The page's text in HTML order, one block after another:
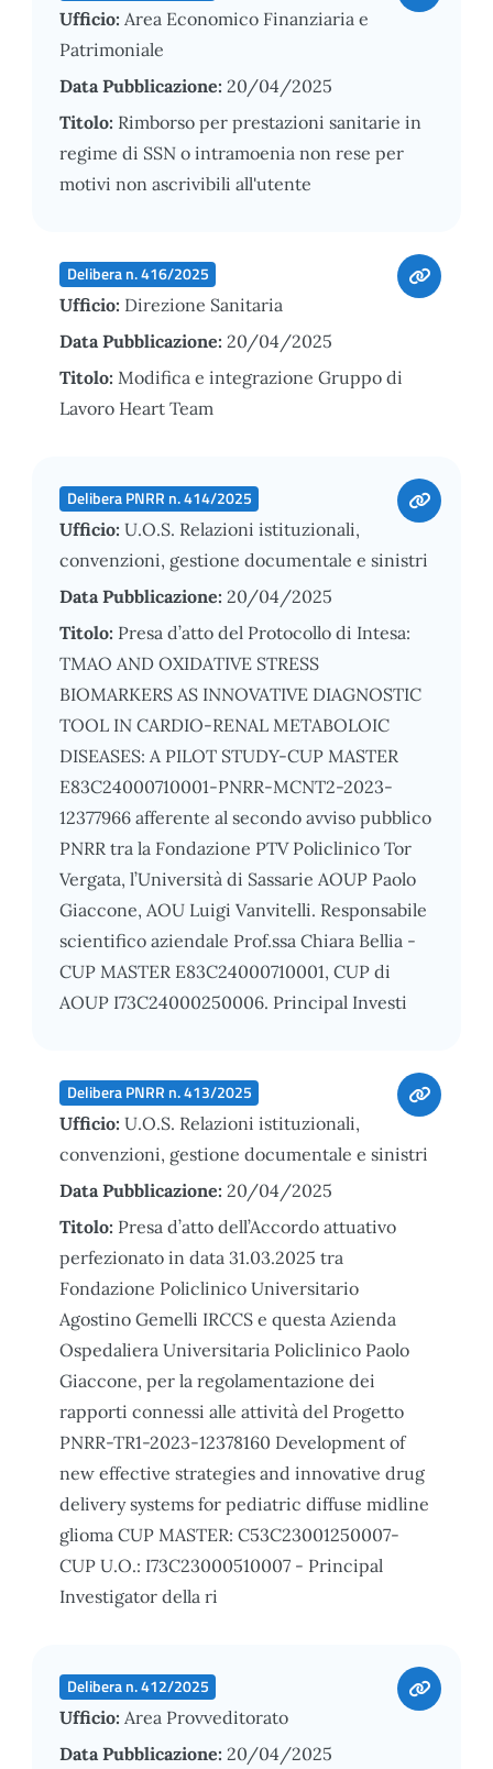
Ufficio: Area Economico Finanziaria e
Patrimoniale
Data Pubblicazione: 20/04/2025
Titolo: Rimborso per prestazioni sanitarie in
regime di SSN o intramoenia non rese per
motivi non ascrivibili all'utente
Delibera n. 416/2025
Ufficio: Direzione Sanitaria
Data Pubblicazione: 20/04/2025
Titolo: Modifica e integrazione Gruppo di
Lavoro Heart Team
Delibera PNRR n. 414/2025
Ufficio: U.O.S. Relazioni istituzionali,
convenzioni, gestione documentale e sinistri
Data Pubblicazione: 20/04/2025
Titolo: Presa d’atto del Protocollo di Intesa:
TMAO AND OXIDATIVE STRESS
BIOMARKERS AS INNOVATIVE DIAGNOSTIC
TOOL IN CARDIO-RENAL METABOLOIC
DISEASES: A PILOT STUDY-CUP MASTER
E83C24000710001-PNRR-MCNT2-2023-
12377966 afferente al secondo avviso pubblico
PNRR tra la Fondazione PTV Policlinico Tor
Vergata, l’Università di Sassarie AOUP Paolo
Giaccone, AOU Luigi Vanvitelli. Responsabile
scientifico aziendale Prof.ssa Chiara Bellia -
CUP MASTER E83C24000710001, CUP di
AOUP I73C24000250006. Principal Investi
Delibera PNRR n. 413/2025
Ufficio: U.O.S. Relazioni istituzionali,
convenzioni, gestione documentale e sinistri
Data Pubblicazione: 20/04/2025
Titolo: Presa d’atto dell’Accordo attuativo
perfezionato in data 31.03.2025 tra
Fondazione Policlinico Universitario
Agostino Gemelli IRCCS e questa Azienda
Ospedaliera Universitaria Policlinico Paolo
Giaccone, per la regolamentazione dei
rapporti connessi alle attività del Progetto
PNRR-TR1-2023-12378160 Development of
new effective strategies and innovative drug
delivery systems for pediatric diffuse midline
glioma CUP MASTER: C53C23001250007-
CUP U.O.: I73C23000510007 - Principal
Investigator della ri
Delibera n. 412/2025
Ufficio: Area Provveditorato
Data Pubblicazione: 20/04/2025